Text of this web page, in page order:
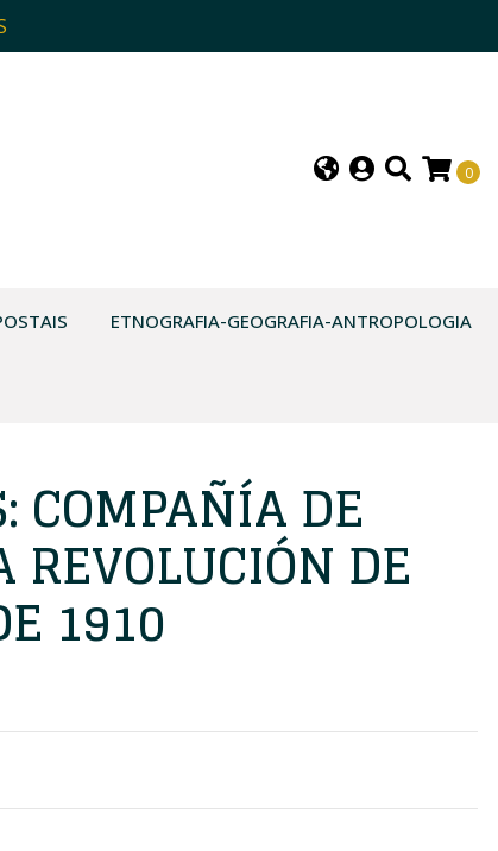
0
ETNOGRAFIA-GEOGRAFIA-ANTROPOLOGIA
COMPAÑÍA DE
REVOLUCIÓN DE
1910